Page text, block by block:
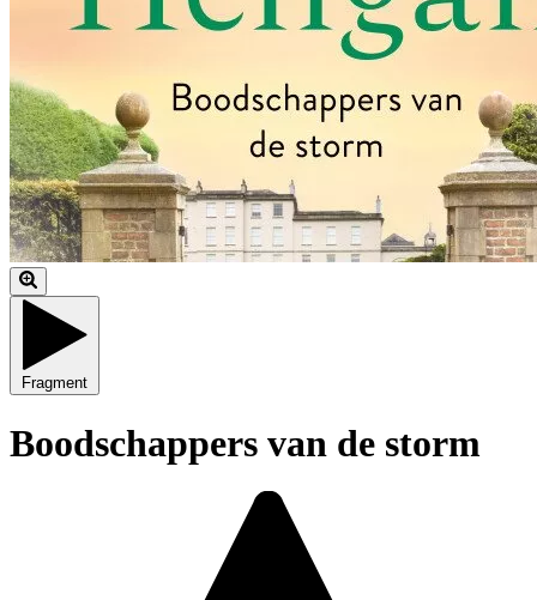
Fragment
Boodschappers van de storm